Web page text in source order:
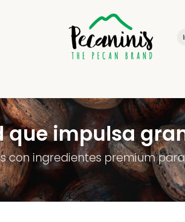
que impulsa
con ingredientes premium